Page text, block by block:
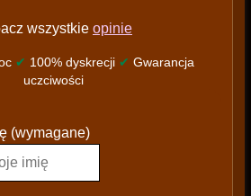
wszystkie opinie
✔ 100% dyskrecji ✔ Gwarancja
uczciwości
(wymagane)